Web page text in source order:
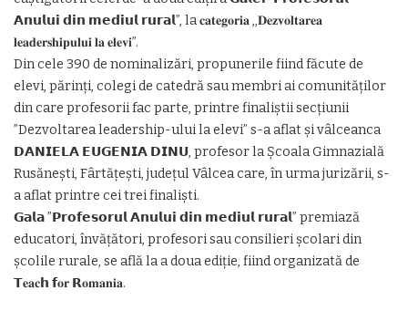
𝗔𝗻𝘂𝗹𝘂𝗶 𝗱𝗶𝗻 𝗺𝗲𝗱𝗶𝘂𝗹 𝗿𝘂𝗿𝗮𝗹”, la 𝐜𝐚𝐭𝐞𝐠𝐨𝐫𝐢𝐚 ,,𝐃𝐞𝐳𝐯𝐨𝐥𝐭𝐚𝐫𝐞𝐚
𝐥𝐞𝐚𝐝𝐞𝐫𝐬𝐡𝐢𝐩𝐮𝐥𝐮𝐢 𝐥𝐚 𝐞𝐥𝐞𝐯𝐢”.
Din cele 390 de nominalizări, propunerile fiind făcute de
elevi, părinți, colegi de catedră sau membri ai comunităților
din care profesorii fac parte, printre finaliștii secțiunii
”Dezvoltarea leadership-ului la elevi” s-a aflat și vâlceanca
𝗗𝗔𝗡𝗜𝗘𝗟𝗔 𝗘𝗨𝗚𝗘𝗡𝗜𝗔 𝗗𝗜𝗡𝗨, profesor la Școala Gimnazială
Rusănești, Fârtățești, județul Vâlcea care, în urma jurizării, s-
a aflat printre cei trei finaliști.
𝗚𝗮𝗹𝗮 ”𝗣𝗿𝗼𝗳𝗲𝘀𝗼𝗿𝘂𝗹 𝗔𝗻𝘂𝗹𝘂𝗶 𝗱𝗶𝗻 𝗺𝗲𝗱𝗶𝘂𝗹 𝗿𝘂𝗿𝗮𝗹” premiază
educatori, învățători, profesori sau consilieri școlari din
școlile rurale, se află la a doua ediție, fiind organizată de
𝗧𝐞𝐚𝐜𝗵 𝗳𝐨𝐫 𝗥𝐨𝐦𝐚𝐧𝐢𝐚.